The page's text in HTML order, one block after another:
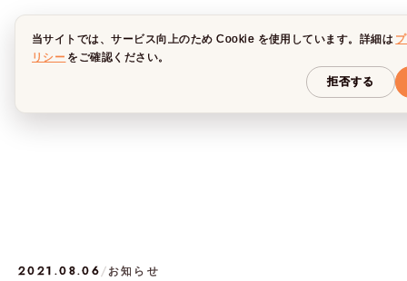
2021.08.06/お知らせ
当サイトでは、サービス向上のため Cookie を使用しています。詳細は
リシー をご確認ください。
拒否する